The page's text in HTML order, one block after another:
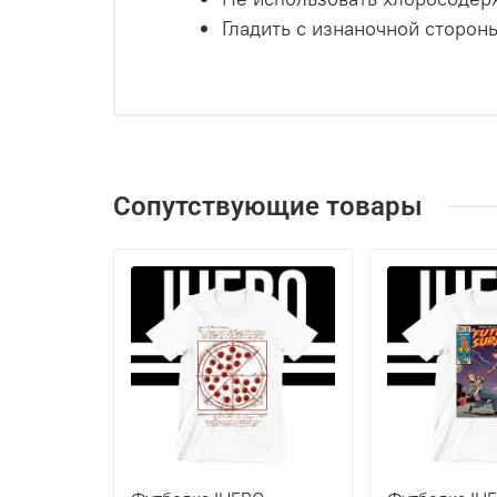
Гладить с изнаночной
Сопутствующие товары